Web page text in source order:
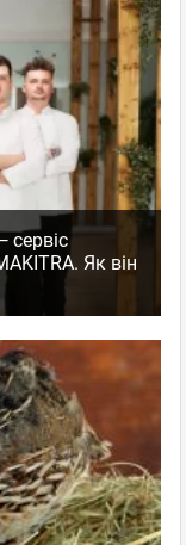
сервіс
Як він